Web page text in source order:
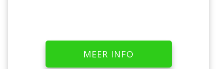
MEER INFO